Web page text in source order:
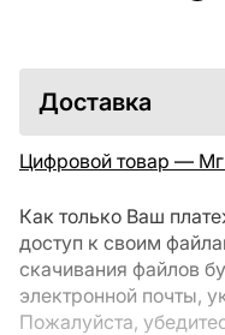
Доставка
Цифровой товар —
Как только Ваш
доступ к своим
скачивания файлов
электронной почты,
Пожалуйста,